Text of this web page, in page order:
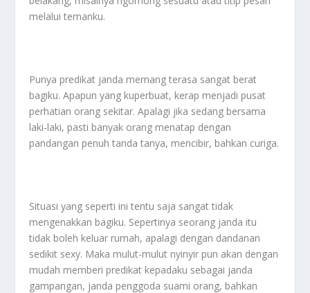
melalui temanku.
Punya predikat janda memang terasa sangat berat
bagiku. Apapun yang kuperbuat, kerap menjadi pusat
perhatian orang sekitar. Apalagi jika sedang bersama
laki-laki, pasti banyak orang menatap dengan
pandangan penuh tanda tanya, mencibir, bahkan curiga.
Situasi yang seperti ini tentu saja sangat tidak
mengenakkan bagiku. Sepertinya seorang janda itu
tidak boleh keluar rumah, apalagi dengan dandanan
sedikit sexy. Maka mulut-mulut nyinyir pun akan dengan
mudah memberi predikat kepadaku sebagai janda
gampangan, janda penggoda suami orang, bahkan